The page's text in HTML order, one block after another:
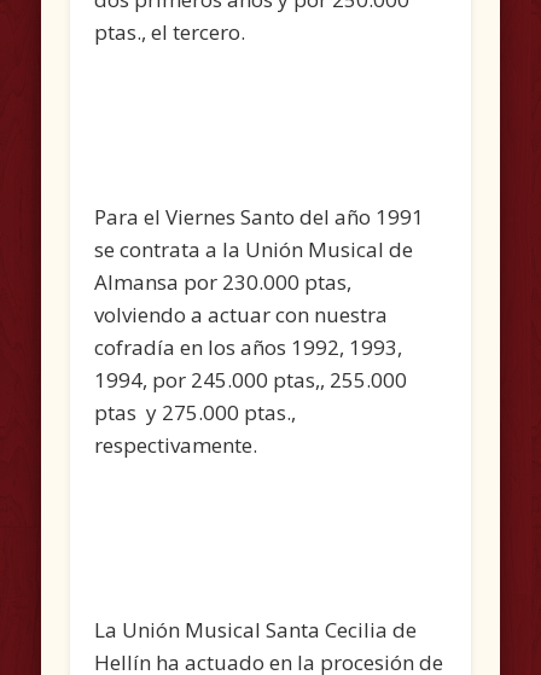
ptas., el tercero.
Para el Viernes Santo del año 1991
se contrata a la Unión Musical de
Almansa por 230.000 ptas,
volviendo a actuar con nuestra
cofradía en los años 1992, 1993,
1994, por 245.000 ptas,, 255.000
ptas y 275.000 ptas.,
respectivamente.
La Unión Musical Santa Cecilia de
Hellín ha actuado en la procesión de